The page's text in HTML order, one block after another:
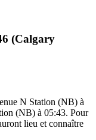
(Calgary
N Station (NB) à
(NB) à 05:43. Pour
lieu et connaître